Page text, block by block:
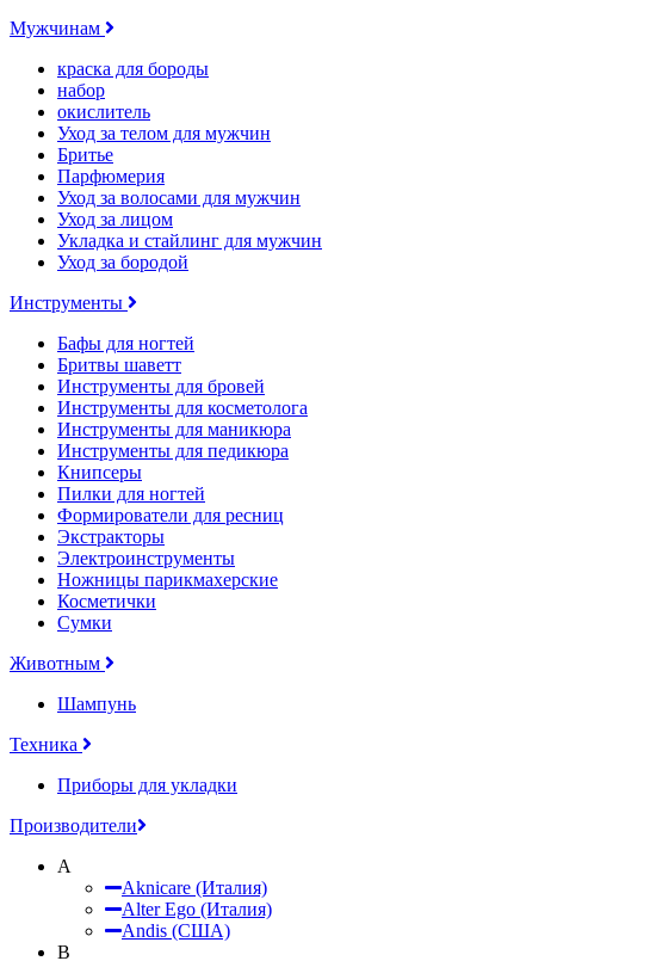
Мужчинам
краска для бороды
набор
окислитель
Уход за телом для мужчин
Бритье
Парфюмерия
Уход за волосами для мужчин
Уход за лицом
Укладка и стайлинг для мужчин
Уход за бородой
Инструменты
Бафы для ногтей
Бритвы шаветт
Инструменты для бровей
Инструменты для косметолога
Инструменты для маникюра
Инструменты для педикюра
Книпсеры
Пилки для ногтей
Формирователи для ресниц
Экстракторы
Электроинструменты
Ножницы парикмахерские
Косметички
Сумки
Животным
Шампунь
Техника
Приборы для укладки
Производители
A
Aknicare (Италия)
Alter Ego (Италия)
Andis (США)
B